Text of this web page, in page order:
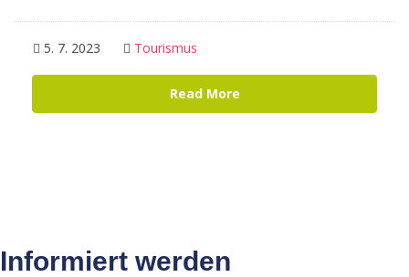
5. 7. 2023 Tourismus
Read More
Informiert werden